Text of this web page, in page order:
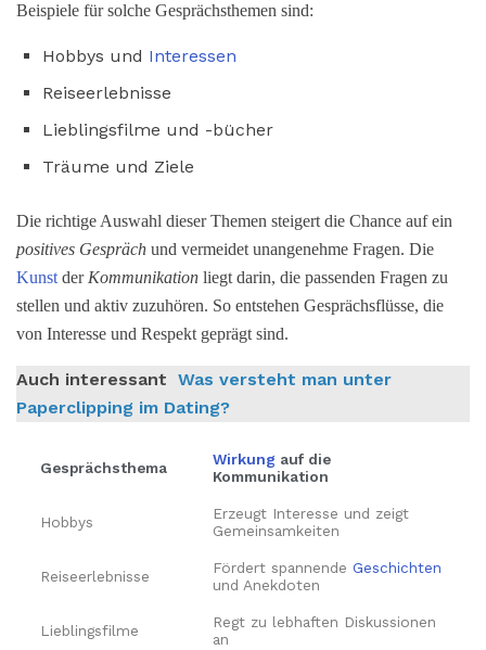
Beispiele für solche Gesprächsthemen sind:
Hobbys und Interessen
Reiseerlebnisse
Lieblingsfilme und -bücher
Träume und Ziele
Die richtige Auswahl dieser Themen steigert die Chance auf ein
positives Gespräch und vermeidet unangenehme Fragen. Die
KunstderKommunikation liegt darin, die passenden Fragen zu
stellen und aktiv zuzuhören. So entstehen Gesprächsflüsse, die
von Interesse und Respekt geprägt sind.
Auch interessant Was versteht man unter
Paperclipping im Dating?
Gesprächsthema Wirkung auf die
Kommunikation
Hobbys
Erzeugt Interesse und zeigt
Gemeinsamkeiten
Reiseerlebnisse Fördert spannende Geschichten
und Anekdoten
Lieblingsfilme
Regt zu lebhaften Diskussionen
an